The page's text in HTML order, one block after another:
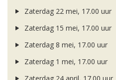
Zaterdag 22 mei, 17.00 uur
Zaterdag 15 mei, 17.00 uur
Zaterdag 8 mei, 17.00 uur
Zaterdag 1 mei, 17.00 uur